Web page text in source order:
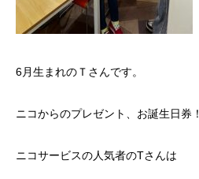
6月生まれのＴさんです。
ニコからのプレゼント、お誕生日券！
ニコサービスの人気者のTさんは